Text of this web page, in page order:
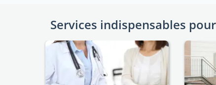
Services indispensables